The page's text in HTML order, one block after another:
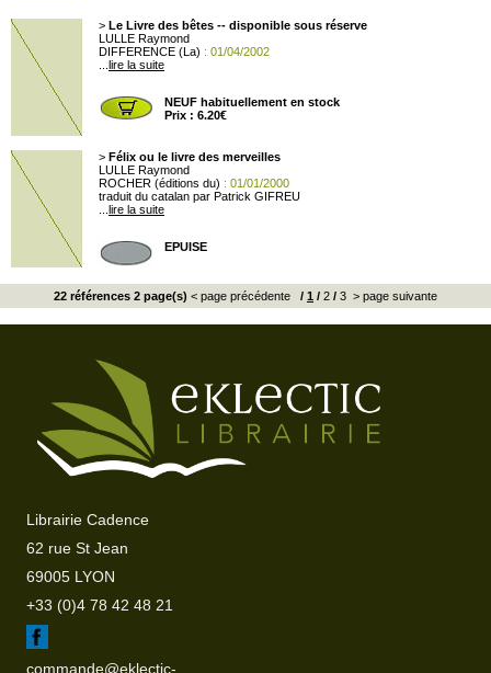
> Le Livre des bêtes -- disponible sous réserve
LULLE Raymond
DIFFERENCE (La) : 01/04/2002
lire la suite
NEUF habituellement en stock
Prix : 6.20€
> Félix ou le livre des merveilles
LULLE Raymond
ROCHER (éditions du) : 01/01/2000
traduit du catalan par Patrick GIFREU
lire la suite
EPUISE
22 références 2 page(s) < page précédente / 1 / 2 / 3 > page suivante
Librairie Cadence
62 rue St Jean
69005 LYON
+33 (0)4 78 42 48 21
commande@eklectic-